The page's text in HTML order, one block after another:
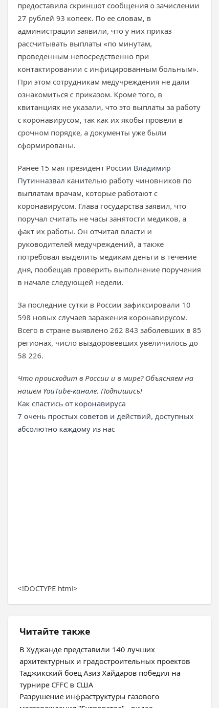
предоставила скриншот сообщения о зачислении
27 рублей 93 копеек. По ее словам, в
администрации заявили, что у них приказ
рассчитывать выплаты «по минутам,
проведенным непосредственно при
контактировании с инфицированным больным».
При этом сотрудникам медучреждения не дали
ознакомиться с приказом. Кроме того, в
квитанциях не указали, что это выплаты за работу
с коронавирусом, так как их якобы провели в
срочном порядке, а документы уже были
сформированы.
Ранее 15 мая президент России Владимир
Путинназвал канителью работу чиновников по
выплатам врачам, которые работают с
коронавирусом. Глава государства заявил, что
поручал считать не часы занятости медиков, а
факт их работы. Он отчитал власти и
руководителей медучреждений, а также
потребовал выделить медикам деньги в течение
дня, пообещав проверить выполнение поручения
в начале следующей недели.
За последние сутки в России зафиксировали 10
598 новых случаев заражения коронавирусом.
Всего в стране выявлено 262 843 заболевших в 85
регионах, число выздоровевших увеличилось до
58 226.
Что происходит в России и в мире? Объясняем на
нашем YouTube-канале. Подпишись!
Как спастись от коронавируса
7 очень простых советов и действий, доступных
абсолютно каждому из нас
<!DOCTYPE html>
Читайте также
В Худжанде представили 140 лучших
архитектурных и градостроительных проектов
Таджикский боец Азиз Хайдаров победил на
турнире CFFC в США
Разрушение инфраструктуры газового